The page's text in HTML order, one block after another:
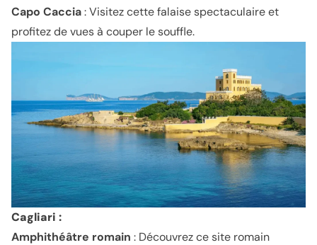
Capo Caccia: Visitez cette falaise spectaculaire et
profitez de vues à couper le souffle.
Cagliari :
Amphithéâtre romain : Découvrez ce site romain